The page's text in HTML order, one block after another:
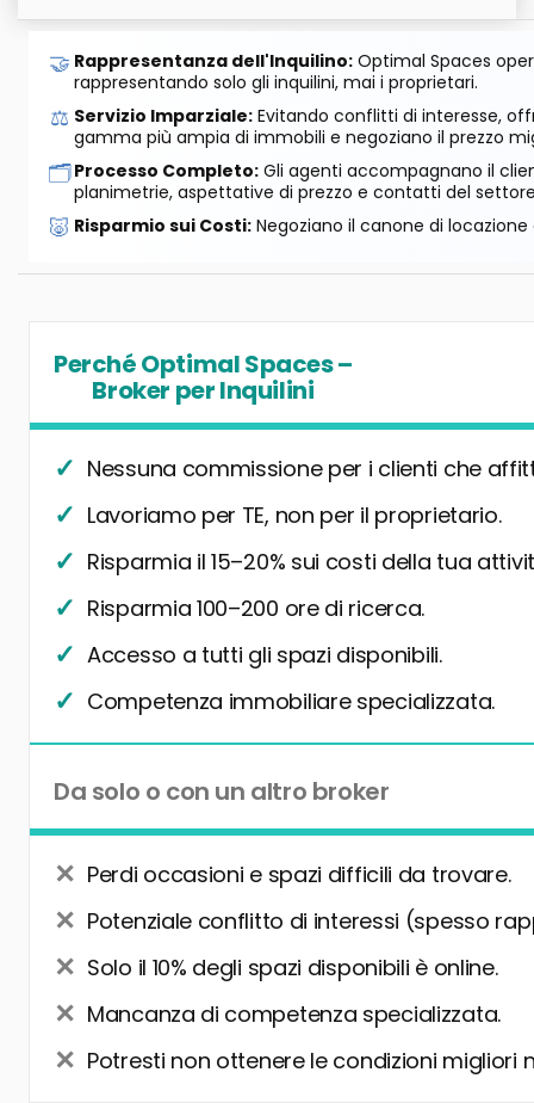
🤝 Rappresentanza dell'Inquilino: Optimal Spaces
rappresentando solo gli inquilini, mai i proprietari.
⚖️ Servizio Imparziale: Evitando conflitti di interesse,
gamma più ampia di immobili e negoziano il prezzo
🗂️Processo Completo: Gli agenti accompagnano il
planimetrie, aspettative di prezzo e contatti del
🐷 Risparmio sui Costi: Negoziano il canone di
Perché Optimal Spaces –
Broker per Inquilini
Nessuna commissione per i clienti che
Lavoriamo per TE, non per il proprietario.
Risparmia il 15–20% sui costi della tua
Risparmia 100–200 ore di ricerca.
Accesso a tutti gli spazi disponibili.
Competenza immobiliare specializzata.
Da solo o con un altro broker
Perdi occasioni e spazi difficili da trovare.
Potenziale conflitto di interessi (spesso
Solo il 10% degli spazi disponibili è online.
Mancanza di competenza specializzata.
Potresti non ottenere le condizioni migliori